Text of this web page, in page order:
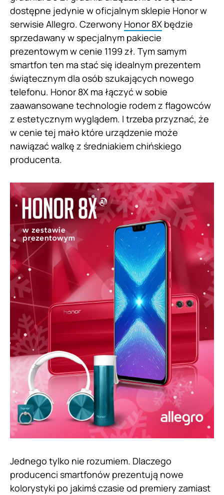
dostępne jedynie w oficjalnym sklepie Honor w
serwisie Allegro. Czerwony Honor 8X będzie
sprzedawany w specjalnym pakiecie
prezentowym w cenie 1199 zł. Tym samym
smartfon ten ma stać się idealnym prezentem
świątecznym dla osób szukających nowego
telefonu. Honor 8X ma łączyć w sobie
zaawansowane technologie rodem z flagowców
z estetycznym wyglądem. I trzeba przyznać, że
w cenie tej mało które urządzenie może
nawiązać walkę z średniakiem chińskiego
producenta.
Jednego tylko nie rozumiem. Dlaczego
producenci smartfonów prezentują nowe
kolorystyki po jakimś czasie od premiery zamiast